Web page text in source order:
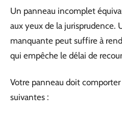
Un panneau incomplet
aux yeux de la jurisprudence.
manquante peut suffire à
qui empêche le délai de
Votre panneau doit
suivantes :